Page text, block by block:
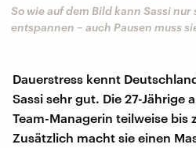
So wie auf dem Bild kann Sassi nur
entspannen – auch Pausen muss
Dauerstress kennt
Sassi sehr gut. Die 27-Jährige
Team-Managerin teilweise bis
Zusätzlich macht sie einen